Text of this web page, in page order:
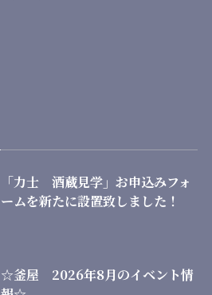
「力士 酒蔵見学」お申込みフォ
ームを新たに設置致しました！
☆釜屋 2026年8月のイベント情